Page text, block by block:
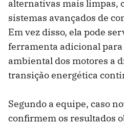
alternativas mais limpas,
sistemas avançados de
Em vez disso, ela pode
ferramenta adicional
ambiental dos motores a
transição energética
Segundo a equipe, caso
confirmem os resultados